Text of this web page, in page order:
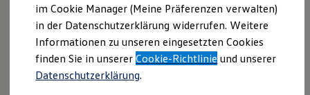
Aktuelle Angebote
E-Auto-Förderung
Volkswagen Marktplatz
Die ENERGY Sondermodelle
Junge Gebrauchtwagen und Gebrauchtwagen
Volkswagen Zertifizierte Gebrauchtwagen
Elektromobilität bei Gebrauchtwagen
im Cookie Manager (Meine Präferenzen verwalten)
in der Datenschutzerklärung widerrufen. Weitere
Informationen zu unseren eingesetzten Cookies
finden Sie in unsererCookie-Richtlinie und unserer
Datenschutzerklärung.